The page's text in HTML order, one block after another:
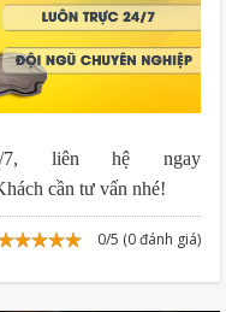
7, liên hệ ngay
cần tư vấn nhé!
0/5 (0 đánh giá)